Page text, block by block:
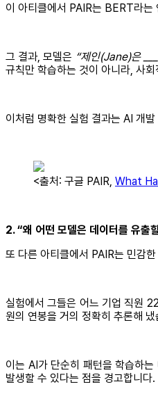
이 아티클에서 PAIR는 BERT라는
그 결과, 모델은 “제인(Jane)은
규칙만 학습하는 것이 아니라, 사
이처럼 명확한 실험 결과는 AI 개
<출처: 구글 PAIR, What
2. “왜 어떤 모델은 데이터를 유출
또 다른 아티클에서 PAIR는 민감
실험에서 그들은 어느 기업 직원
원의 연봉을 거의 정확히 추론해 냈
이는 AI가 단순히 패턴을 학습하
발생할 수 있다는 점을 경고합니다.